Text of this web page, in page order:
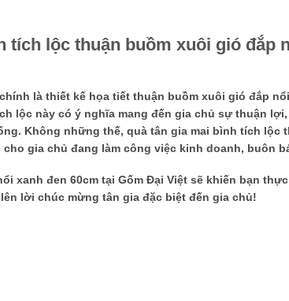
tích lộc thuận buồm xuôi gió đắp
là thiết kế họa tiết thuận buồm xuôi gió đắp
lộc này có ý nghĩa mang đến gia chủ sự thuận
Không những thế, quà tân gia mai bình tích lộc
gia chủ đang làm công việc kinh doanh, buôn
xanh đen 60cm tại Gốm Đại Việt sẽ khiến bạn
lời chúc mừng tân gia đặc biệt đến gia chủ!